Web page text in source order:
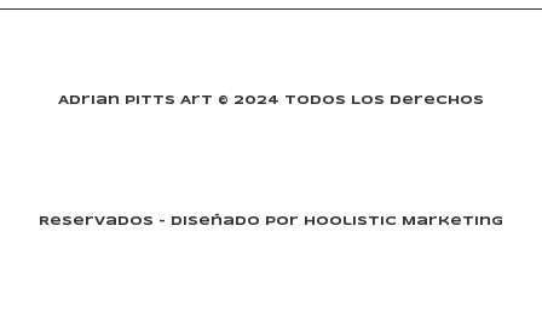
Adrian Pitts Art © 2024 Todos Los Derechos
Reservados - Diseñado Por Hoolistic Marketing